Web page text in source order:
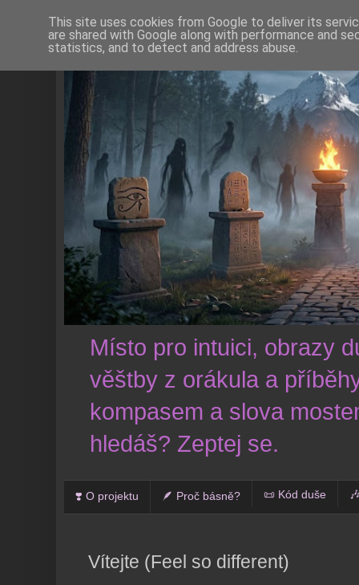
Místo pro intuici, obrazy
věštby z orákula a
kompasem a slova
hledáš? Zeptej se.
❣️ O projektu 🪶 Proč básně? 📜 Kód duše
Vítejte (Feel so different)
This site uses cookies from Google to deliver its
are shared with Google along with performance and
statistics, and to detect and address abuse.